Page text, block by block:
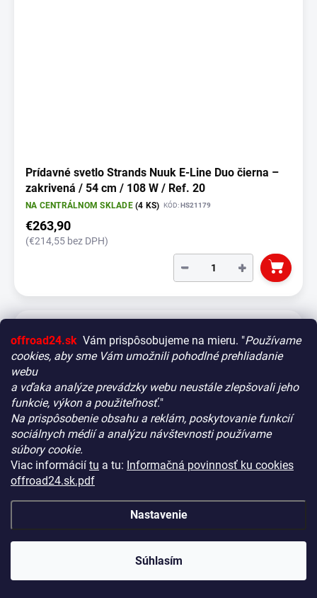
offroad24.sk Vám prispôsobujeme na mieru. "Používame
cookies, aby sme Vám umožnili pohodlné prehliadanie
webu
a vďaka analýze prevádzky webu neustále zlepšovali jeho
funkcie, výkon a použiteľnosť."
Na prispôsobenie obsahu a reklám, poskytovanie funkcií
sociálnych médií a analýzu návštevnosti používame
súbory cookie.
Viac informácií tu a tu: Informačná povinnosť ku cookies
offroad24.sk.pdf
Nastavenie
Súhlasím
Vitajte! Aby bolo hľadanie tých správnych dielov pre vaše
vozidlo čo najrýchlejšie a najpresnejšie, máme pre vás
malý tip:
Začnite výberom vášho vozidla– Týmto krokom si
zaistíte, že uvidíte len kompatibilné produkty.
filtre. Použite ich! Ušetria vám kopu času a pomôžu nájsť
presne to, čo hľadáte, behom sekúnd.
Prídavné svetlo Strands Nuuk E-Line Duo čierna –
zakrivená / 54 cm / 108 W / Ref. 20
NA CENTRÁLNOM SKLADE(4 KS) KÓD:HS21179
€263,90
(€214,55 bez DPH)
+
−
zakrivená / 54 cm / 90 W / Ref. 40
NA CENTRÁLNOM SKLADE(8 KS) KÓD:HS21178